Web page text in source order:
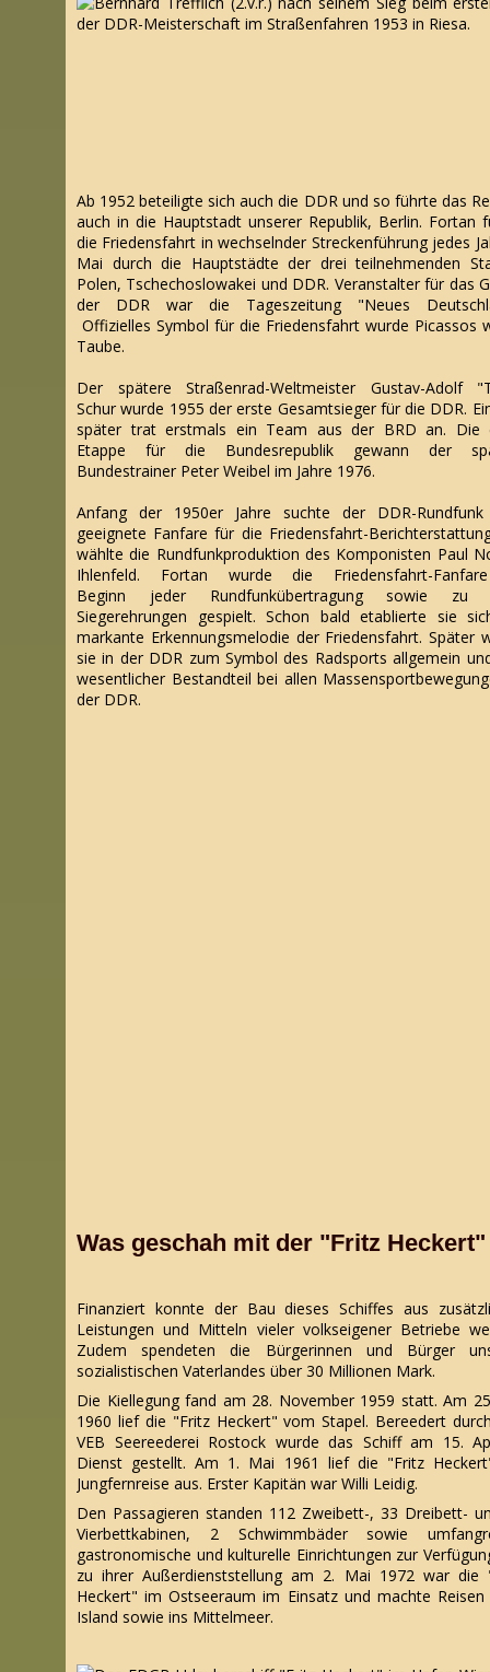
Ab 1952 beteiligte sich auch die DDR und so führte das
auch in die Hauptstadt unserer Republik, Berlin. Fortan
die Friedensfahrt in wechselnder Streckenführung jedes
Mai durch die Hauptstädte der drei teilnehmenden
Polen, Tschechoslowakei und DDR. Veranstalter für das
der DDR war die Tageszeitung "Neues
Offizielles Symbol für die Friedensfahrt wurde Picassos
Taube.
Der spätere Straßenrad-Weltmeister Gustav-Adolf
Schur wurde 1955 der erste Gesamtsieger für die DDR.
später trat erstmals ein Team aus der BRD an. Die
Etappe für die Bundesrepublik gewann der
Bundestrainer Peter Weibel im Jahre 1976.
Anfang der 1950er Jahre suchte der DDR-
geeignete Fanfare für die Friedensfahrt-
wählte die Rundfunkproduktion des Komponisten Paul
Ihlenfeld. Fortan wurde die Friedensfahrt-
Beginn jeder Rundfunkübertragung sowie zu
Siegerehrungen gespielt. Schon bald etablierte sie
markante Erkennungsmelodie der Friedensfahrt. Später
sie in der DDR zum Symbol des Radsports allgemein
wesentlicher Bestandteil bei allen
der DDR.
Was geschah mit der "Fritz
Finanziert konnte der Bau dieses Schiffes aus
Leistungen und Mitteln vieler volkseigener Betriebe
Zudem spendeten die Bürgerinnen und Bürger
sozialistischen Vaterlandes über 30 Millionen Mark.
Die Kiellegung fand am 28. November 1959 statt. Am
1960 lief die "Fritz Heckert" vom Stapel. Bereedert
VEB Seereederei Rostock wurde das Schiff am 15.
Dienst gestellt. Am 1. Mai 1961 lief die "Fritz
Jungfernreise aus. Erster Kapitän war Willi Leidig.
Den Passagieren standen 112 Zweibett-, 33 Dreibett-
Vierbettkabinen, 2 Schwimmbäder sowie
gastronomische und kulturelle Einrichtungen zur
zu ihrer Außerdienststellung am 2. Mai 1972 war die
Heckert" im Ostseeraum im Einsatz und machte Reisen
Island sowie ins Mittelmeer.